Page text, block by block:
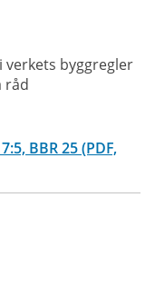
byggregler
råd
BBR 25 (PDF,